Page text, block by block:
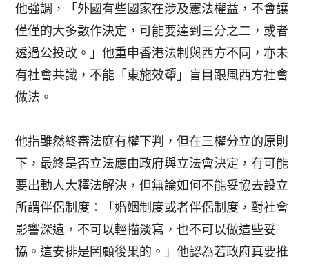
他強調，「外國有些國家在涉及憲法權益，不會讓
僅僅的大多數作決定，可能要達到三分之二，或者
透過公投改。」他重申香港法制與西方不同，亦未
有社會共識，不能「東施效顰」盲目跟風西方社會
做法。
他指雖然終審法庭有權下判，但在三權分立的原則
下，最終是否立法應由政府與立法會決定，有可能
要出動人大釋法解決，但無論如何不能妥協去設立
所謂伴侶制度：「婚姻制度或者伴侶制度，對社會
影響深遠，不可以輕描淡寫，也不可以做這些妥
協。這安排是罔顧後果的。」他認為若政府真要推